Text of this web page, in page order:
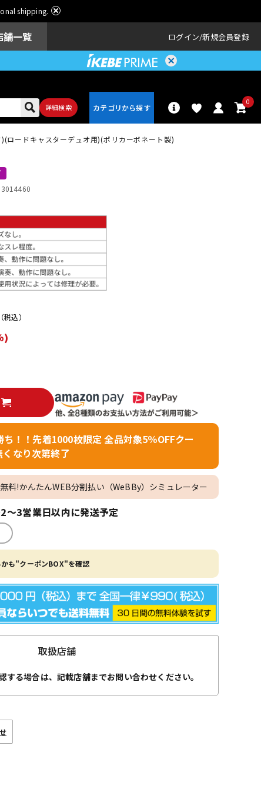
shipping.
舗一覧 ログイン 新規会員登録
詳細検索
0
配信/ライブ
機器
ロードキャスターデュオ用)(ポリカーボネート製)
（税込）
！！先着1000枚限定 全品対象5％OFFクー
なり次第終了
料!かんたんWEB分割払い（WeBBy）シミュレーター
～3営業日以内に発送予定
も"クーポンBOX"を確認
取扱店舗
る場合は、記載店舗までお問い合わせください。